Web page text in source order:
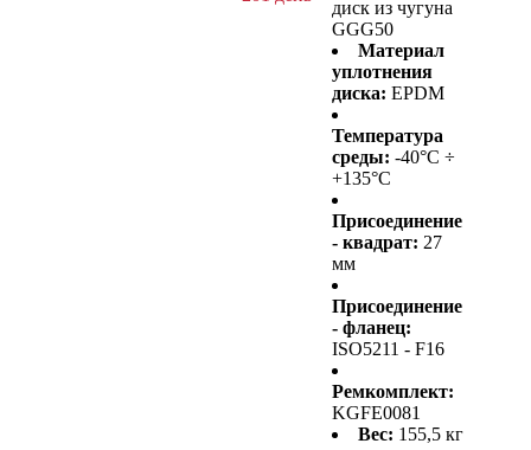
диск из чугуна
GGG50
Материал
уплотнения
диска: EPDM
Температура
среды: -40°C ÷
+135°C
Присоединение
- квадрат: 27
мм
Присоединение
- фланец:
ISO5211 - F16
Ремкомплект:
KGFE0081
Вес: 155,5 кг